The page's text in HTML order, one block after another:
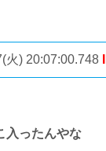
火) 20:07:00.748
入ったんやな